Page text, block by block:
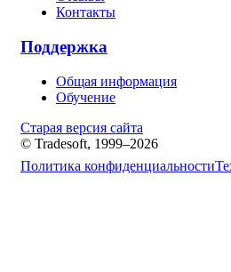
Контакты
Поддержка
Общая информация
Обучение
Старая версия сайта
© Tradesoft, 1999–2026
Политика конфиденциальности